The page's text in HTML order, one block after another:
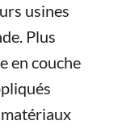
usines
Plus
en couche